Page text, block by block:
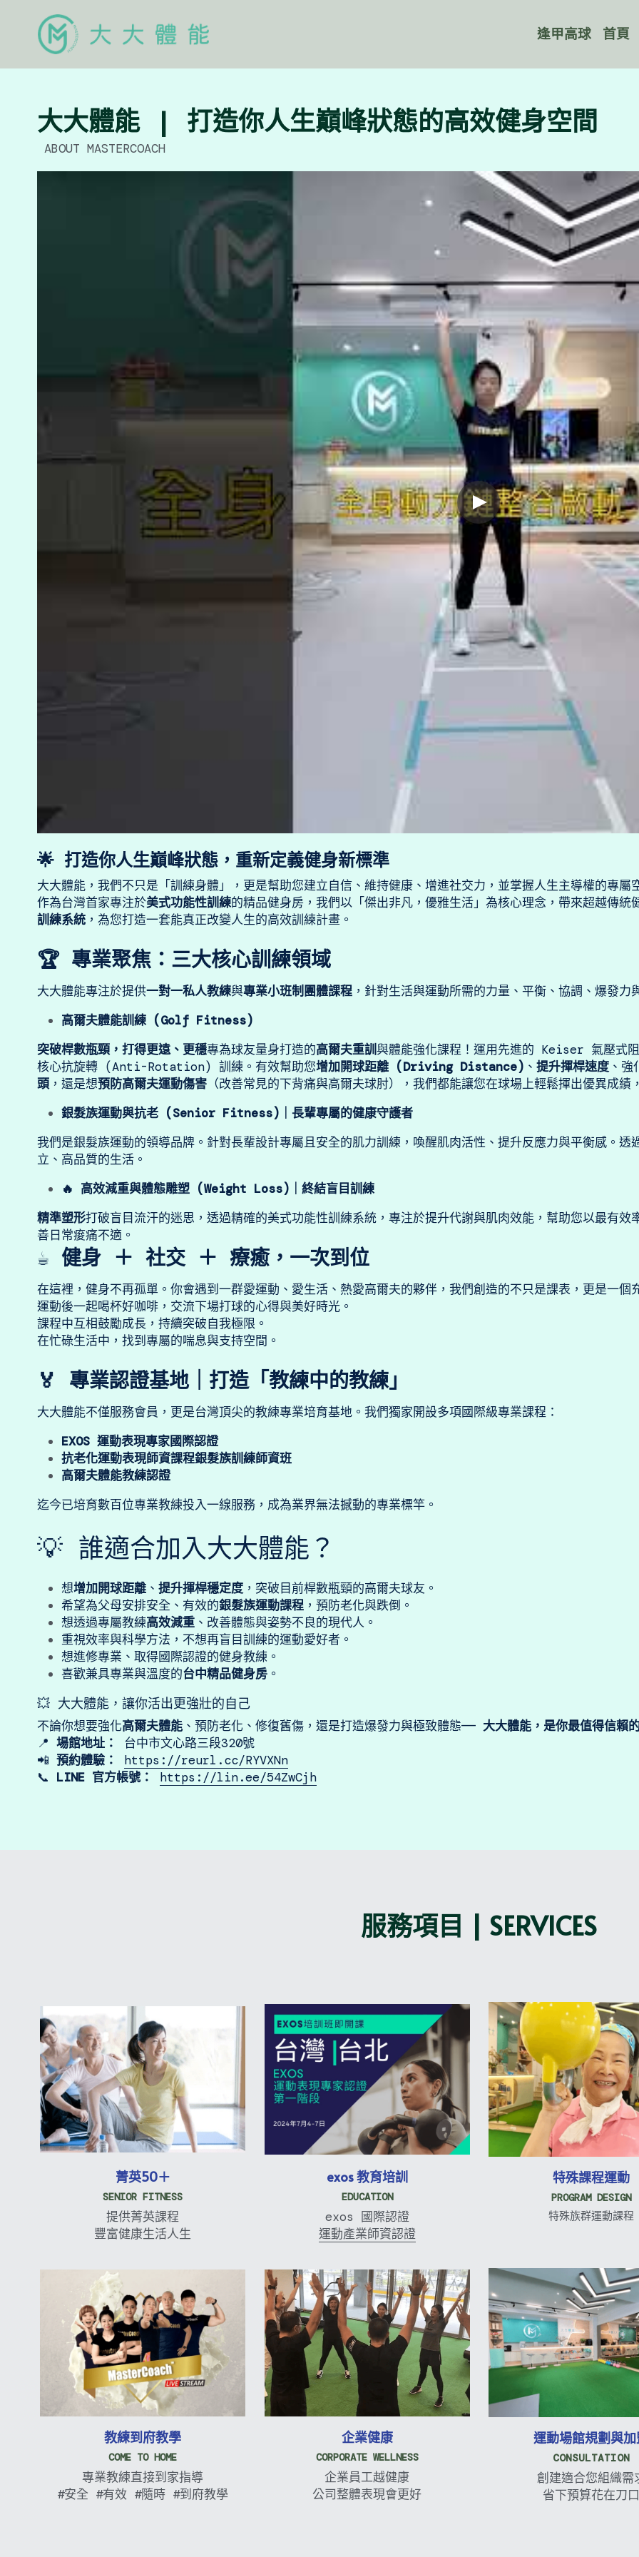
逢甲高球 首頁
大大體能 | 打造你人生巔峰狀態的高效健身空間
ABOUT MASTERCOACH
🌟 打造你人生巔峰狀態，重新定義健身新標準
大大體能，我們不只是「訓練身體」，更是幫助您建立自信、維持健康、增進社交力，並掌握人生主導權的專屬
作為台灣首家專注於美式功能性訓練的精品健身房，我們以「傑出非凡，優雅生活」為核心理念，帶來超越傳
訓練系統 ，為您打造一套能真正改變人生的高效訓練計畫。
🏆 專業聚焦：三大核心訓練領域
大大體能專注於提供一對一私人教練與專業小班制團體課程 ，針對生活與運動所需的力量、平衡、協調、爆發
高爾夫體能訓練 (Golf Fitness)
突破桿數瓶頸，打得更遠、更穩專為球友量身打造的高爾夫重訓與體能強化課程！運用先進的 Keiser 氣壓
核心抗旋轉 (Anti-Rotation) 訓練。有效幫助您增加開球距離 (Driving Distance) 、提升揮桿速度 、強
頭 ，還是想預防高爾夫運動傷害 （改善常見的下背痛與高爾夫球肘），我們都能讓您在球場上輕鬆揮出優異成績
銀髮族運動與抗老 (Senior Fitness)｜長輩專屬的健康守護者
我們是銀髮族運動的領導品牌。針對長輩設計專屬且安全的肌力訓練，喚醒肌肉活性、提升反應力與平衡感。
立、高品質的生活。
🔥 高效減重與體態雕塑 (Weight Loss)｜終結盲目訓練
精準塑形打破盲目流汗的迷思，透過精確的美式功能性訓練系統，專注於提升代謝與肌肉效能，幫助您以最有
善日常痠痛不適。
☕ 健身 ＋ 社交 ＋ 療癒，一次到位
在這裡，健身不再孤單。你會遇到一群愛運動、愛生活、熱愛高爾夫的夥伴，我們創造的不只是課表，更是一個
運動後一起喝杯好咖啡，交流下場打球的心得與美好時光。
課程中互相鼓勵成長，持續突破自我極限。
在忙碌生活中，找到專屬的喘息與支持空間。
🏅 專業認證基地｜打造「教練中的教練」
大大體能不僅服務會員，更是台灣頂尖的教練專業培育基地。我們獨家開設多項國際級專業課程：
EXOS 運動表現專家國際認證
抗老化運動表現師資課程銀髮族訓練師資班
高爾夫體能教練認證
迄今已培育數百位專業教練投入一線服務，成為業界無法撼動的專業標竿。
💡 誰適合加入大大體能？
想增加開球距離 、提升揮桿穩定度 ，突破目前桿數瓶頸的高爾夫球友。
希望為父母安排安全、有效的銀髮族運動課程 ，預防老化與跌倒。
想透過專屬教練高效減重 、改善體態與姿勢不良的現代人。
重視效率與科學方法，不想再盲目訓練的運動愛好者。
想進修專業、取得國際認證的健身教練。
喜歡兼具專業與溫度的台中精品健身房 。
💥 大大體能，讓你活出更強壯的自己
不論你想要強化高爾夫體能 、預防老化、修復舊傷，還是打造爆發力與極致體態—— 大大體能，是你最值得信賴
📍 場館地址：
台中市文心路三段320號
📲 預約體驗：
https://reurl.cc/RYVXNn
📞 LINE 官方帳號： https://lin.ee/54ZwCjh
服務項目 | SERVICES
菁英50＋
SENIOR FITNESS
提供菁英課程
豐富健康生活人生
exos 教育培訓
EDUCATION
exos 國際認證
運動產業師資認證
特殊課程運動
PROGRAM DESIGN
特殊族群運動課程
教練到府教學
COME TO HOME
專業教練直接到家指導
#安全 #有效 #隨時 #到府教學
企業健康
CORPORATE WELLNESS
企業員工越健康
公司整體表現會更好
運動場館規劃與
CONSULTATION
創建適合您組織需
省下預算花在刀